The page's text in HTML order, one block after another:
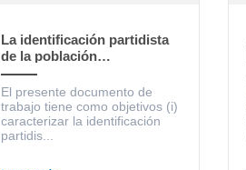
La identificación partidista
de la población
salvadoreña: Análisis
mediante un Panel Electoral
El presente documento de
trabajo tiene como objetivos (i)
caracterizar la identificación
partidis...